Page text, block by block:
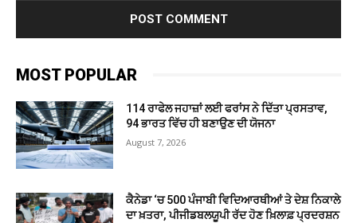
MOST POPULAR
114 ਰਾਫੇਲ ਜਹਾਜ਼ਾਂ ਲਈ ਫਰਾਂਸ ਨੇ ਦਿੱਤਾ ਪ੍ਰਸਤਾਵ,
94 ਭਾਰਤ ਵਿੱਚ ਹੀ ਬਣਾਉਣ ਦੀ ਯੋਜਨਾ
August 7, 2026
ਕੈਨੇਡਾ ‘ਚ 500 ਪੰਜਾਬੀ ਵਿਦਿਆਰਥੀਆਂ ਤੇ ਦੇਸ਼ ਨਿਕਾਲੇ
ਦਾ ਖ਼ਤਰਾ, ਪੀਜੀਡਬਲਯੂਪੀ ਰੱਦ ਹੋਣ ਖ਼ਿਲਾਫ਼ ਪ੍ਰਦਰਸ਼ਨ